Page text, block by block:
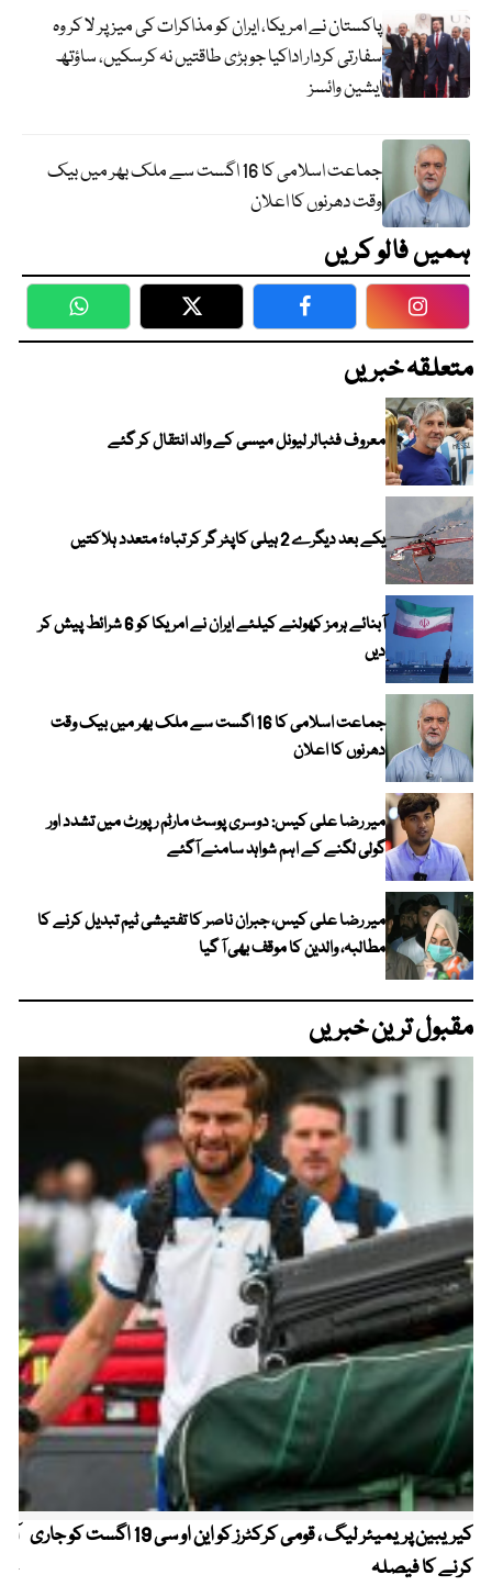
پاکستان نے امریکا، ایران کو مذاکرات کی میز پر لا کر وہ
سفارتی کردار اداکیا جو بڑی طاقتیں نہ کرسکیں، ساؤتھ
ایشین وائسز
جماعت اسلامی کا 16 اگست سے ملک بھر میں بیک
وقت دھرنوں کا اعلان
ہمیں فالو کریں
WhatsApp Twitter Facebook
متعلقہ خبریں
معروف فٹبالر لیونل میسی کے والد انتقال کر گئے
یکے بعد دیگرے 2 ہیلی کاپٹر گر کر تباہ؛ متعدد ہلاکتیں
آبنائے ہرمز کھولنے کیلئے ایران نے امریکا کو 6 شرائط پیش کر
دیں
جماعت اسلامی کا 16 اگست سے ملک بھر میں بیک وقت
دھرنوں کا اعلان
میر رضا علی کیس: دوسری پوسٹ مارٹم رپورٹ میں تشدد اور
گولی لگنے کے اہم شواہد سامنے آگئے
میر رضا علی کیس، جبران ناصر کا تفتیشی ٹیم تبدیل کرنے کا
مطالبہ، والدین کا موقف بھی آ گیا
مقبول ترین خبریں
کیریبین پریمیئر لیگ ، قومی کرکٹرز کو این او سی 19 اگست کو جاری
کرنے کا فیصلہ